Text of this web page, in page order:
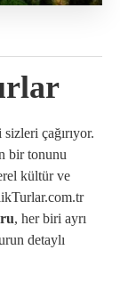
çağırıyor.
bir tonunu
kültür ve
, her biri ayrı
detaylı